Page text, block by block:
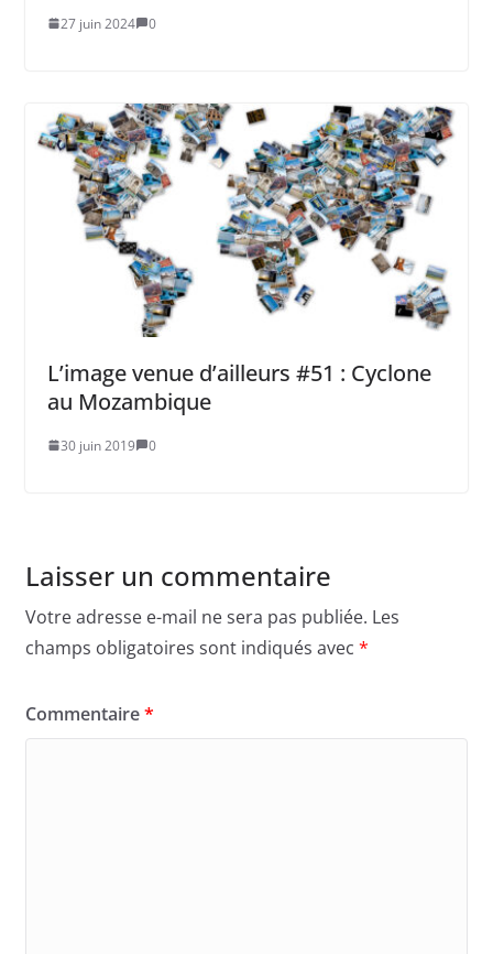
27 juin 2024 0
L’image venue d’ailleurs #51 : Cyclone
au Mozambique
30 juin 2019 0
Laisser un commentaire
Votre adresse e-mail ne sera pas publiée. Les
champs obligatoires sont indiqués avec *
Commentaire*